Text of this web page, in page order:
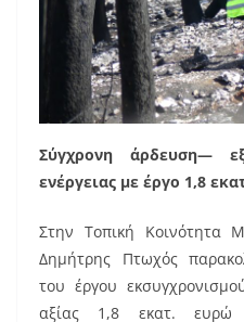
Σύγχρονη άρδευση—
ενέργειας με έργο 1,8
Στην Τοπική Κοινότητα
Δημήτρης Πτωχός
του έργου
αξίας 1,8 εκατ.